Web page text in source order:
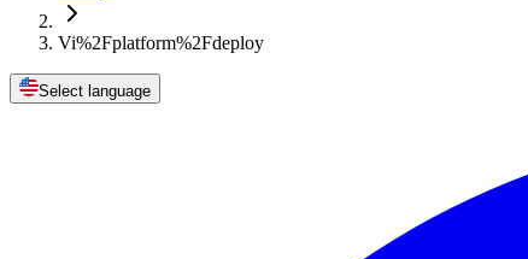
Vi%2Fplatform%2Fdeploy
Select language